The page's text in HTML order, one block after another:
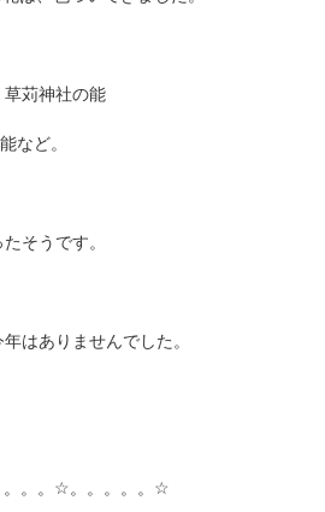
苅神社の能
など。
そうです。
はありませんでした。
。。☆。。。。。☆